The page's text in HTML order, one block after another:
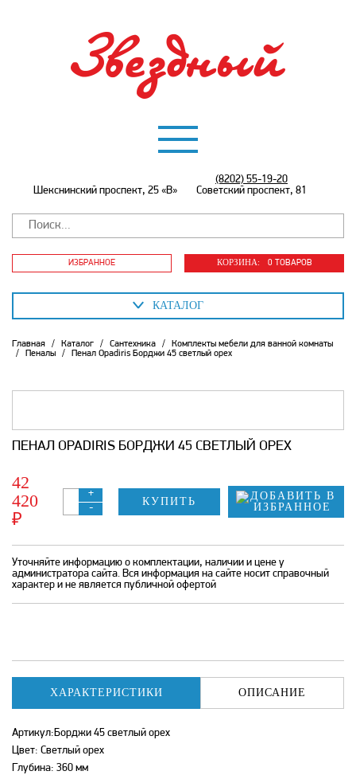
Шекснинский проспект, 25 «В»
(8202) 55-19-20
Советский проспект, 81
ИЗБРАННОЕ КОРЗИНА: 0 ТОВАРОВ
КАТАЛОГ
Главная / Каталог / Сантехника /
Комплекты мебели для ванной комнаты
/
Пеналы / Пенал Opadiris Борджи 45 светлый орех
ПЕНАЛ OPADIRIS БОРДЖИ 45 СВЕТЛЫЙ ОРЕХ
42
420
₽
+
-
КУПИТЬ
Уточняйте информацию о комплектации, наличии и цене у
администратора сайта. Вся информация на сайте носит справочный
характер и не является публичной офертой
ХАРАКТЕРИСТИКИ ОПИСАНИЕ
Артикул:Борджи 45 светлый орех
Цвет: Светлый орех
Глубина: 360 мм